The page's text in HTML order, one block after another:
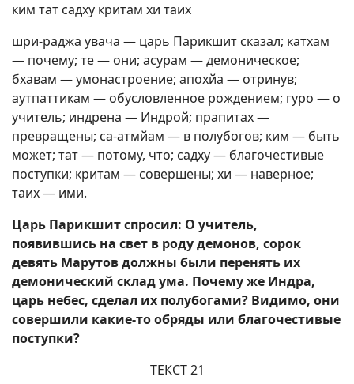
ким тат садху критам хи таих
шри-раджа увача — царь Парикшит сказал; катхам
— почему; те — они; асурам — демоническое;
бхавам — умонастроение; апохйа — отринув;
аутпаттикам — обусловленное рождением; гуро — о
учитель; индрена — Индрой; прапитах —
превращены; са-атмйам — в полубогов; ким — быть
может; тат — потому, что; садху — благочестивые
поступки; критам — совершены; хи — наверное;
таих — ими.
Царь Парикшит спросил: О учитель,
появившись на свет в роду демонов, сорок
девять Марутов должны были перенять их
демонический склад ума. Почему же Индра,
царь небес, сделал их полубогами? Видимо, они
совершили какие-то обряды или благочестивые
поступки?
ТЕКСТ 21